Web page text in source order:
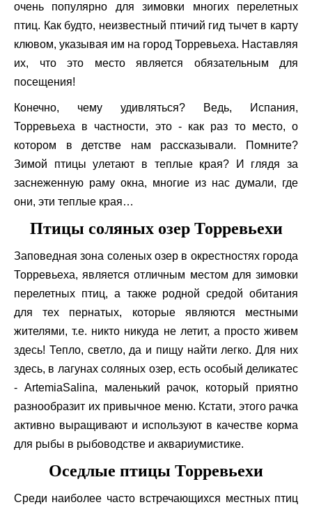
очень популярно для зимовки многих перелетных
птиц. Как будто, неизвестный птичий гид тычет в карту
клювом, указывая им на город Торревьеха. Наставляя
их, что это место является обязательным для
посещения!
Конечно, чему удивляться? Ведь, Испания,
Торревьеха в частности, это - как раз то место, о
котором в детстве нам рассказывали. Помните?
Зимой птицы улетают в теплые края? И глядя за
заснеженную раму окна, многие из нас думали, где
они, эти теплые края…
Птицы соляных озер Торревьехи
Заповедная зона соленых озер в окрестностях города
Торревьеха, является отличным местом для зимовки
перелетных птиц, а также родной средой обитания
для тех пернатых, которые являются местными
жителями, т.е. никто никуда не летит, а просто живем
здесь! Тепло, светло, да и пищу найти легко. Для них
здесь, в лагунах соляных озер, есть особый деликатес
- ArtemiaSalina, маленький рачок, который приятно
разнообразит их привычное меню. Кстати, этого рачка
активно выращивают и используют в качестве корма
для рыбы в рыбоводстве и аквариумистике.
Оседлые птицы Торревьехи
Среди наиболее часто встречающихся местных птиц